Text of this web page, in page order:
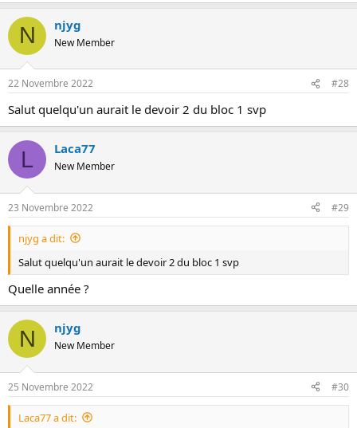
N njyg
New Member
22 Novembre 2022 #28
Salut quelqu'un aurait le devoir 2 du bloc 1 svp
L Laca77
New Member
23 Novembre 2022 #29
njyg a dit:
Salut quelqu'un aurait le devoir 2 du bloc 1 svp
Quelle année ?
N njyg
New Member
25 Novembre 2022 #30
Laca77 a dit: